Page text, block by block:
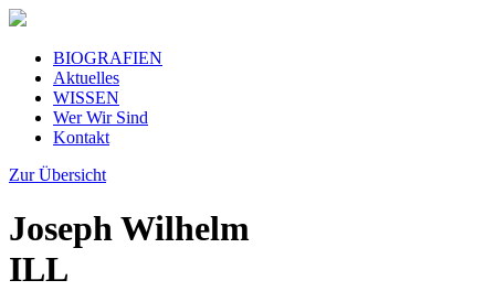
BIOGRAFIEN
Aktuelles
WISSEN
Wer Wir Sind
Kontakt
Zur Übersicht
Joseph Wilhelm
ILL